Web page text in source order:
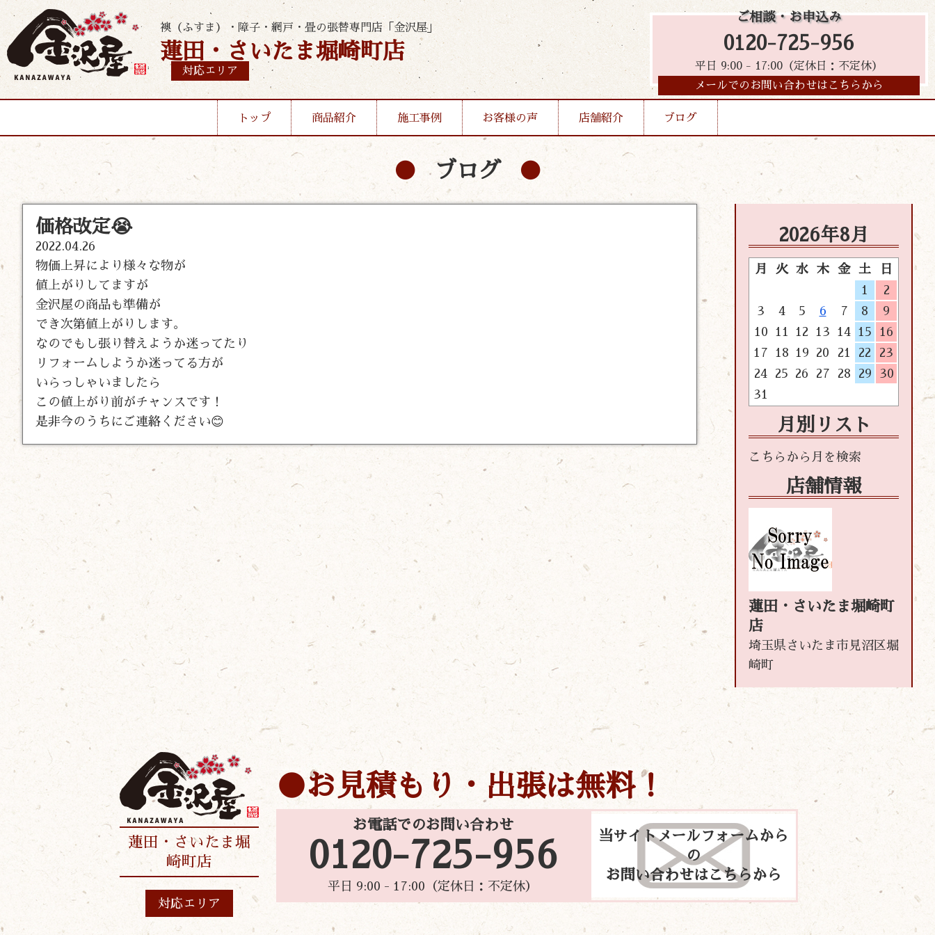
襖（ふすま）・障子・網戸・畳の張替専門店「金沢屋」
蓮田・さいたま堀崎町店
対応エリア
ご相談・お申込み
0120-725-956
平日 9:00 - 17:00（定休日：不定休）
メールでのお問い合わせはこちらから
トップ 商品紹介 施工事例 お客様の声 店舗紹介 ブログ
ブログ
価格改定😭
2022.04.26
物価上昇により様々な物が
値上がりしてますが
金沢屋の商品も準備が
でき次第値上がりします。
なのでもし張り替えようか迷ってたり
リフォームしようか迷ってる方が
いらっしゃいましたら
この値上がり前がチャンスです！
是非今のうちにご連絡ください😊
2026年8月
月 火 水 木 金 土
日
1
2
3
4 5 6 7 8
9
10
11 12 13 14 15
16
17
18 19 20 21 22
23
24
25 26 27 28 29
30
31
月別リスト
店舗情報
蓮田・さいたま堀崎町
店
埼玉県さいたま市見沼区堀
崎町
蓮田・さいたま堀
崎町店
対応エリア
お見積もり・出張は無料！
お電話でのお問い合わせ
0120-725-956
平日 9:00 - 17:00（定休日：不定休）
当サイトメールフォームから
の
お問い合わせはこちらから